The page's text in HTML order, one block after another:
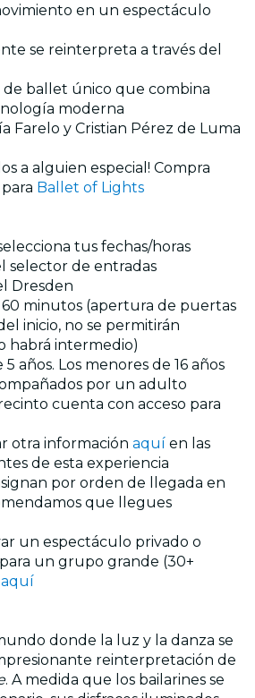
en un espectáculo
se reinterpreta a través del
de ballet único que combina
moderna
Farelo y Cristian Pérez de Luma
a alguien especial! Compra
Ballet of Lights
tus fechas/horas
selector de entradas
Dresden
60 minutos (apertura de puertas
inicio, no se permitirán
habrá intermedio)
años. Los menores de 16 años
por un adulto
cuenta con acceso para
otra información aquí en las
de esta experiencia
por orden de llegada en
que llegues
un espectáculo privado o
un grupo grande (30+
aquí
donde la luz y la danza se
reinterpretación de
. A medida que los bailarines se